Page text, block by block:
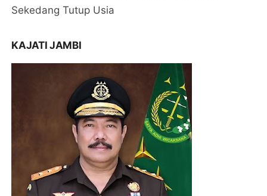
Sekedang Tutup Usia
KAJATI JAMBI